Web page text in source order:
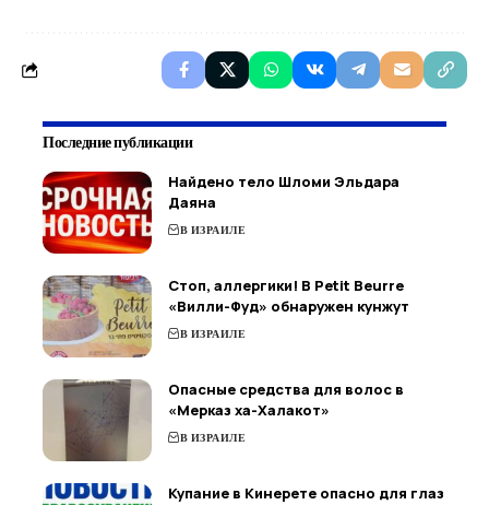
Последние публикации
Найдено тело Шломи Эльдара
Даяна
В ИЗРАИЛЕ
Стоп, аллергики! В Petit Beurre
«Вилли-Фуд» обнаружен кунжут
В ИЗРАИЛЕ
Опасные средства для волос в
«Мерказ ха-Халакот»
В ИЗРАИЛЕ
Купание в Кинерете опасно для глаз